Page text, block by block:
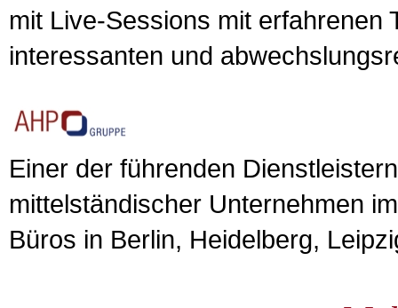
mit Live-Sessions mit erfahrenen
interessanten und
Einer der führenden
mittelständischer Unternehmen
Büros in Berlin, Heidelberg,